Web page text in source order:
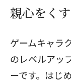
親心をく
ゲームキャラ
のレベルアッ
ーです。はじ